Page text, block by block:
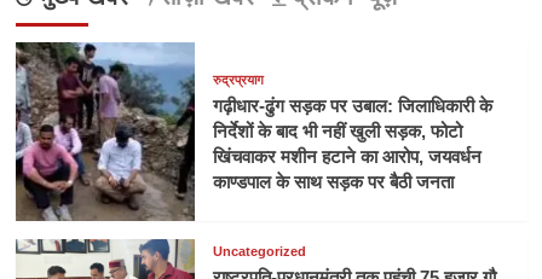
रुद्रप्रयाग
गढ़ीधार-ढुंग सड़क पर उबाल: जिलाधिकारी के
निर्देशों के बाद भी नहीं खुली सड़क, फोटो
खिंचवाकर मशीन हटाने का आरोप, जयवर्धन
काण्डपाल के साथ सड़क पर बैठी जनता
Uncategorized